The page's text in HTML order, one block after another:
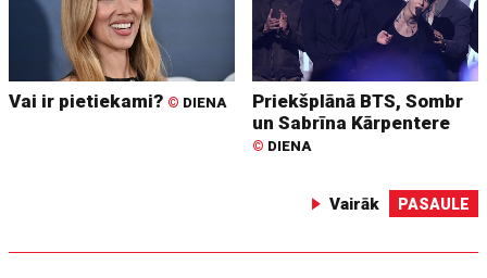
Vai ir pietiekami? © DIENA
Priekšplānā BTS, Sombr
un Sabrīna Kārpentere
© DIENA
Vairāk PASAULE